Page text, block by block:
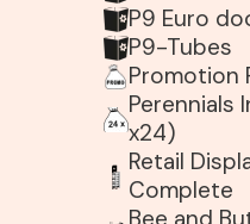
P9 Euro
P9-Tubes
Promotion
Perennials
x24)
Retail
Complete